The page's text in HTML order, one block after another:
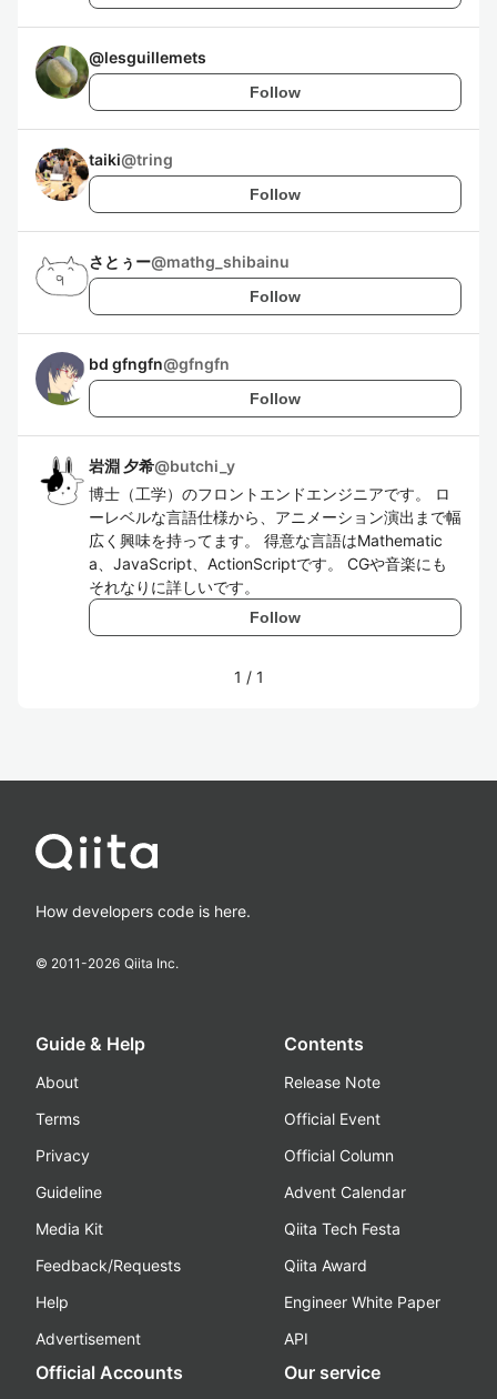
@lesguillemets
Follow
taiki@tring
Follow
さとぅー@mathg_shibainu
Follow
bd gfngfn@gfngfn
Follow
岩淵 夕希@butchi_y
博士（工学）のフロントエンドエンジニアです。 ロ
ーレベルな言語仕様から、アニメーション演出まで幅
広く興味を持ってます。 得意な言語はMathematic
a、JavaScript、ActionScriptです。 CGや音楽にも
それなりに詳しいです。
Follow
1 / 1
How developers code is here.
© 2011-2026 Qiita Inc.
Guide & Help
About
Terms
Privacy
Guideline
Media Kit
Feedback/Requests
Help
Advertisement
Contents
Release Note
Official Event
Official Column
Advent Calendar
Qiita Tech Festa
Qiita Award
Engineer White Paper
API
Official Accounts Our service